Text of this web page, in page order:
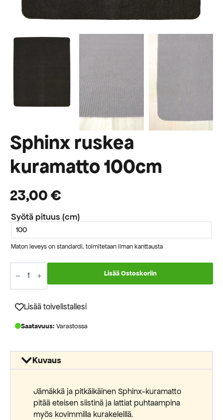
Sphinx ruskea
kuramatto 100cm
23,00€
Syötä pituus (cm)
Maton leveys on standardi, toimitetaan ilman kanttausta
Sphinx
ruskea
100cm
Lisää Ostoskoriin
Lisää toivelistallesi
Saatavuus: Varastossa
Kuvaus
Jämäkkä ja pitkäikäinen Sphinx-kuramatto
pitää eteisen siistinä ja lattiat puhtaampina
myös kovimmilla kurakeleillä.